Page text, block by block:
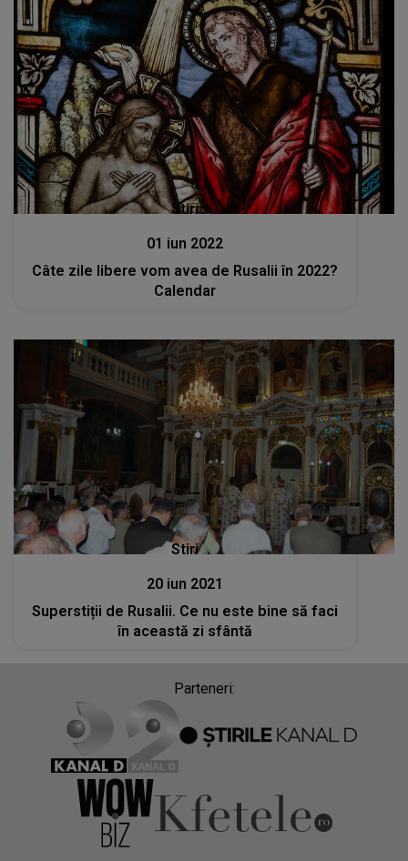
Stiri
01 iun 2022
Câte zile libere vom avea de Rusalii în 2022?
Calendar
Stiri
20 iun 2021
Superstiții de Rusalii. Ce nu este bine să faci
în această zi sfântă
Parteneri: